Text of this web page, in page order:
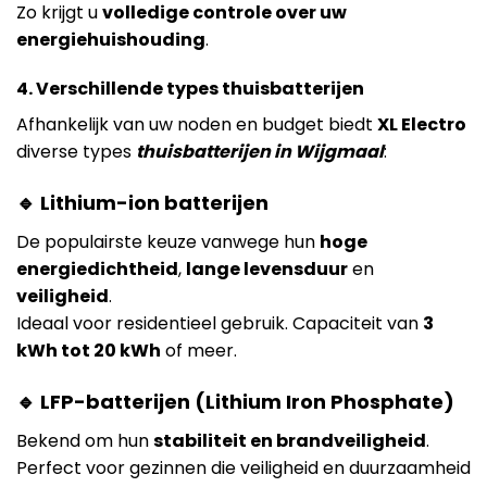
Zo krijgt uvolledige controle over uw
energiehuishouding.
4. Verschillende types thuisbatterijen
Afhankelijk van uw noden en budget biedt XL Electro
diverse types thuisbatterijen in Wijgmaal:
🔹 Lithium-ion batterijen
De populairste keuze vanwege hun hoge
energiedichtheid, lange levensduuren
veiligheid.
Ideaal voor residentieel gebruik. Capaciteit van 3
kWh tot 20 kWh of meer.
🔹 LFP-batterijen (Lithium Iron Phosphate)
Bekend om hunstabiliteit en brandveiligheid.
Perfect voor gezinnen die veiligheid en duurzaamheid